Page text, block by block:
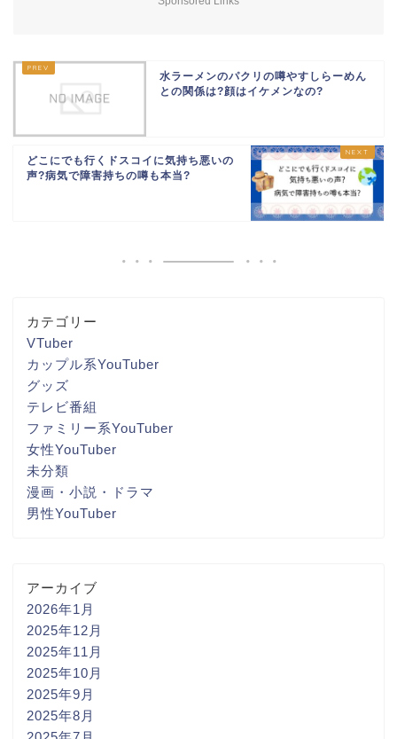
水ラーメンのパクリの噂やすしらーめん
との関係は?顔はイケメンなの?
どこにでも行くドスコイに気持ち悪いの
声?病気で障害持ちの噂も本当?
カテゴリー
VTuber
カップル系YouTuber
グッズ
テレビ番組
ファミリー系YouTuber
女性YouTuber
未分類
漫画・小説・ドラマ
男性YouTuber
アーカイブ
2026年1月
2025年12月
2025年11月
2025年10月
2025年9月
2025年8月